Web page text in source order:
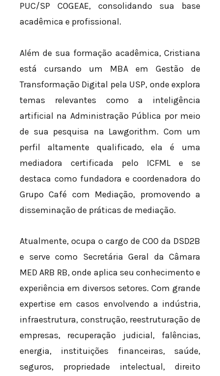
PUC/SP COGEAE, consolidando sua base
acadêmica e profissional.
Além de sua formação acadêmica, Cristiana
está cursando um MBA em Gestão de
Transformação Digital pela USP, onde explora
temas relevantes como a inteligência
artificial na Administração Pública por meio
de sua pesquisa na Lawgorithm. Com um
perfil altamente qualificado, ela é uma
mediadora certificada pelo ICFML e se
destaca como fundadora e coordenadora do
Grupo Café com Mediação, promovendo a
disseminação de práticas de mediação.
Atualmente, ocupa o cargo de COO da DSD2B
e serve como Secretária Geral da Câmara
MED ARB RB, onde aplica seu conhecimento e
experiência em diversos setores. Com grande
expertise em casos envolvendo a indústria,
infraestrutura, construção, reestruturação de
empresas, recuperação judicial, falências,
energia, instituições financeiras, saúde,
seguros, propriedade intelectual, direito